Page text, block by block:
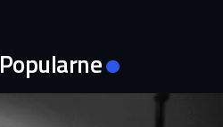
Popularne